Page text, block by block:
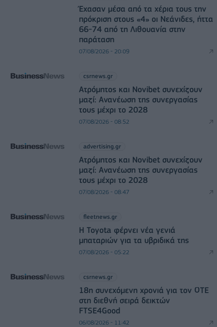
Έχασαν μέσα από τα χέρια τους την
πρόκριση στους «4» οι Νεάνιδες, ήττα
66-74 από τη Λιθουανία στην
παράταση
07/08/2026 - 20:09
csrnews.gr
Ατρόμητος και Novibet συνεχίζουν
μαζί: Ανανέωση της συνεργασίας
τους μέχρι το 2028
07/08/2026 - 08:52
advertising.gr
Ατρόμητος και Novibet συνεχίζουν
μαζί: Ανανέωση της συνεργασίας
τους μέχρι το 2028
07/08/2026 - 08:47
fleetnews.gr
Η Toyota φέρνει νέα γενιά
μπαταριών για τα υβριδικά της
07/08/2026 - 05:22
csrnews.gr
18η συνεχόμενη χρονιά για τον ΟΤΕ
στη διεθνή σειρά δεικτών
FTSE4Good
06/08/2026 - 11:42